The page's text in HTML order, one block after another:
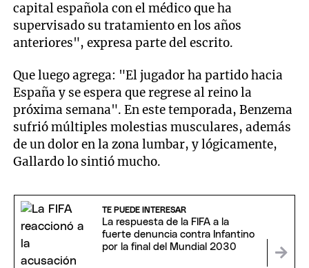
capital española con el médico que ha
supervisado su tratamiento en los años
anteriores", expresa parte del escrito.
Que luego agrega: "El jugador ha partido hacia
España y se espera que regrese al reino la
próxima semana". En este temporada, Benzema
sufrió múltiples molestias musculares, además
de un dolor en la zona lumbar, y lógicamente,
Gallardo lo sintió mucho.
TE PUEDE INTERESAR
La respuesta de la FIFA a la
fuerte denuncia contra Infantino
por la final del Mundial 2030